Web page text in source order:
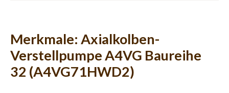
Merkmale: Axialkolben-
Verstellpumpe A4VG Baureihe
32 (A4VG71HWD2)